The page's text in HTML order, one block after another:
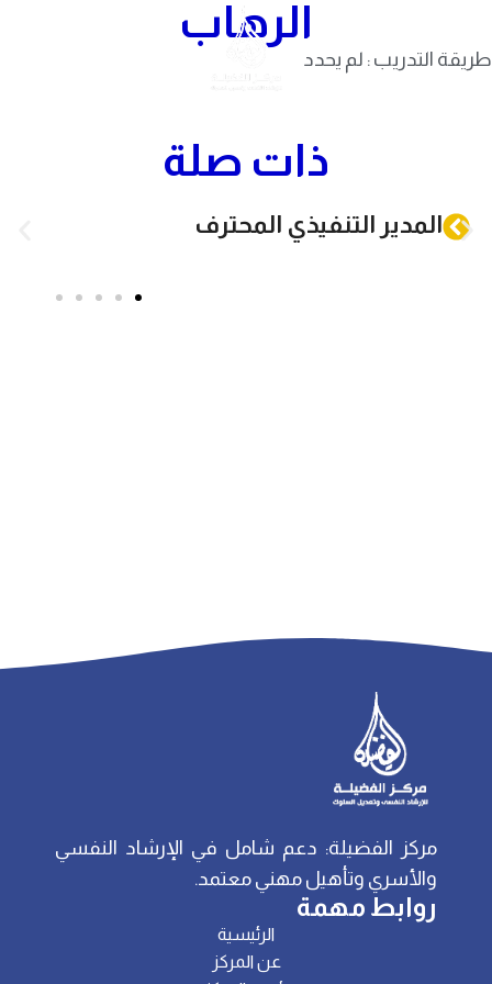
الرهاب
طريقة التدريب : لم يحدد
ذات صلة
المدير التنفيذي المحترف
مركز الفضيلة: دعم شامل في الإرشاد النفسي
والأسري وتأهيل مهني معتمد.
روابط مهمة
الرئيسية
عن المركز